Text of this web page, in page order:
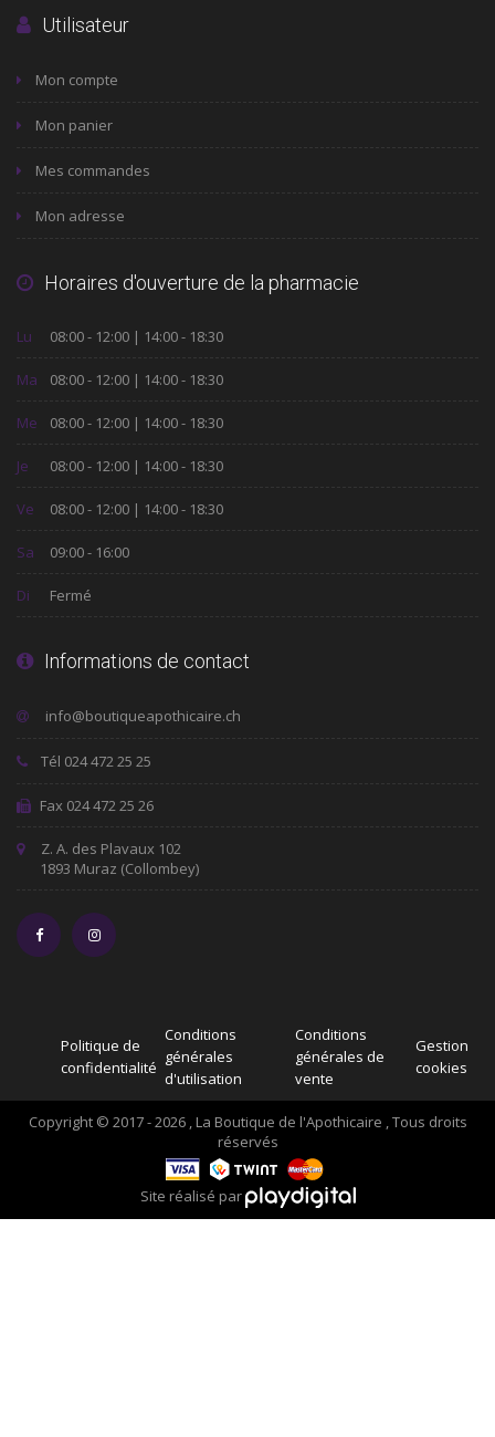
Utilisateur
Mon compte
Mon panier
Mes commandes
Mon adresse
Horaires d'ouverture de la pharmacie
Lu 08:00 - 12:00 | 14:00 - 18:30
Ma 08:00 - 12:00 | 14:00 - 18:30
Me 08:00 - 12:00 | 14:00 - 18:30
Je 08:00 - 12:00 | 14:00 - 18:30
Ve 08:00 - 12:00 | 14:00 - 18:30
Sa 09:00 - 16:00
Di Fermé
Informations de contact
Tél 024 472 25 25
Fax 024 472 25 26
Z. A. des Plavaux 102
1893 Muraz (Collombey)
Politique de
confidentialité
Conditions
générales
d'utilisation
Conditions
générales de
vente
Gestion
cookies
Copyright © 2017 - 2026 , La Boutique de l'Apothicaire , Tous droits
réservés
Site réalisé par